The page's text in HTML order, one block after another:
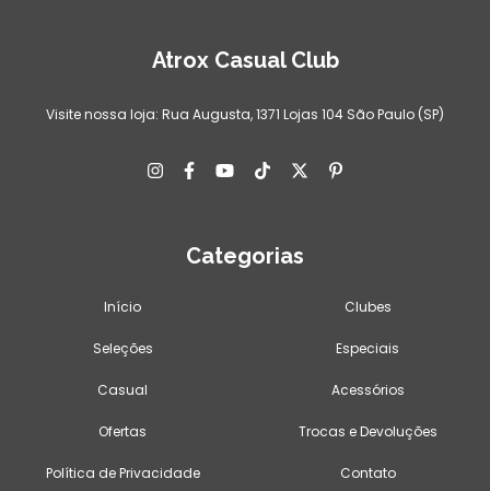
Atrox Casual Club
Visite nossa loja: Rua Augusta, 1371 Lojas 104 São Paulo (SP)
Categorias
Início Clubes
Seleções Especiais
Casual Acessórios
Ofertas Trocas e Devoluções
Política de Privacidade Contato